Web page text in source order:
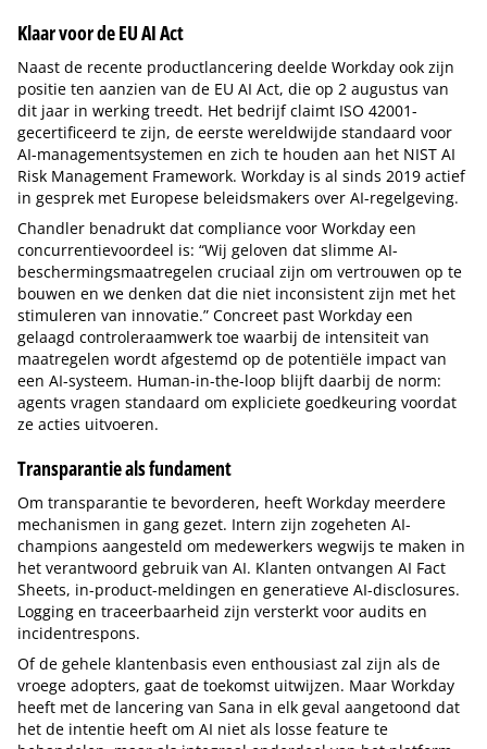
Klaar voor de EU AI Act
Naast de recente productlancering deelde Workday ook zijn
positie ten aanzien van de EU AI Act, die op 2 augustus van
dit jaar in werking treedt. Het bedrijf claimt ISO 42001-
gecertificeerd te zijn, de eerste wereldwijde standaard voor
AI-managementsystemen en zich te houden aan het NIST AI
Risk Management Framework. Workday is al sinds 2019 actief
in gesprek met Europese beleidsmakers over AI-regelgeving.
Chandler benadrukt dat compliance voor Workday een
concurrentievoordeel is: “Wij geloven dat slimme AI-
beschermingsmaatregelen cruciaal zijn om vertrouwen op te
bouwen en we denken dat die niet inconsistent zijn met het
stimuleren van innovatie.” Concreet past Workday een
gelaagd controleraamwerk toe waarbij de intensiteit van
maatregelen wordt afgestemd op de potentiële impact van
een AI-systeem. Human-in-the-loop blijft daarbij de norm:
agents vragen standaard om expliciete goedkeuring voordat
ze acties uitvoeren.
Transparantie als fundament
Om transparantie te bevorderen, heeft Workday meerdere
mechanismen in gang gezet. Intern zijn zogeheten AI-
champions aangesteld om medewerkers wegwijs te maken in
het verantwoord gebruik van AI. Klanten ontvangen AI Fact
Sheets, in-product-meldingen en generatieve AI-disclosures.
Logging en traceerbaarheid zijn versterkt voor audits en
incidentrespons.
Of de gehele klantenbasis even enthousiast zal zijn als de
vroege adopters, gaat de toekomst uitwijzen. Maar Workday
heeft met de lancering van Sana in elk geval aangetoond dat
het de intentie heeft om AI niet als losse feature te